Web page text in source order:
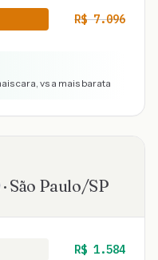
R$7.096
cara, vs a mais barata
· São Paulo/SP
R$ 1.584